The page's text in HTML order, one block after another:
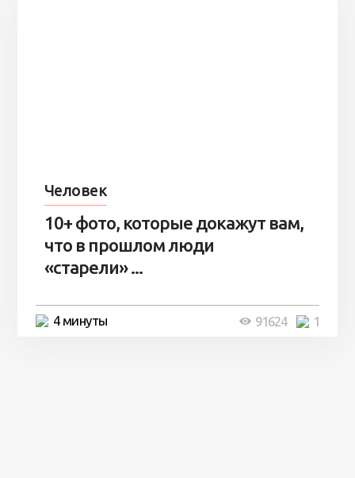
Человек
10+ фото, которые докажут вам,
что в прошлом люди
«старели» ...
4 минуты 1
91624